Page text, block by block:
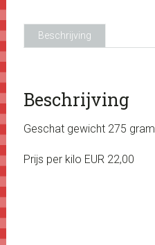
Beschrijving
Beschrijving
Geschat gewicht 275 gram
Prijs per kilo EUR 22,00